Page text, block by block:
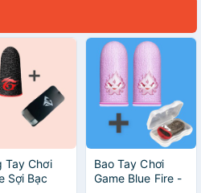
Tay Chơi
Sợi Bạc
Bao Tay Chơi
Game Blue Fire -